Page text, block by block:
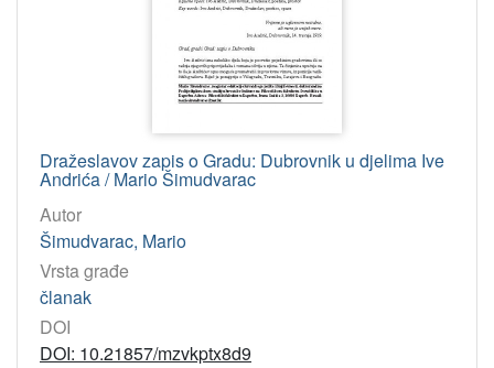
Dražeslavov zapis o Gradu: Dubrovnik u djelima Ive
Andrića / Mario Šimudvarac
Autor
Šimudvarac, Mario
Vrsta građe
članak
DOI
DOI: 10.21857/mzvkptx8d9